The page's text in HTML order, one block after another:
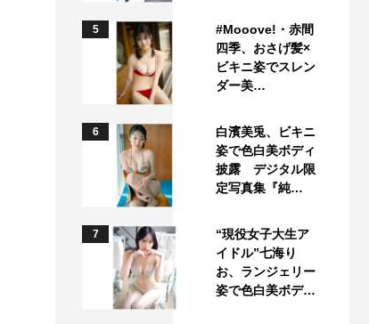
5
#Mooove!・赤間
四季、おさげ髪×
ビキニ姿でスレン
ダー美…
6
白濱美兎、ビキニ
姿で色白美ボディ
披露 デジタル限
定写真集『純…
7
“現役女子大生ア
イドル”七海り
お、ランジェリー
姿で色白美ボデ…